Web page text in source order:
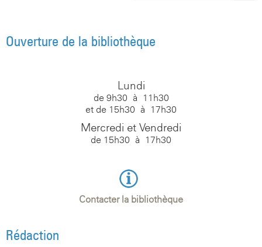
Ouverture de la bibliothèque
Lundi
de 9h30 à 11h30
et de 15h30 à 17h30
Mercredi et Vendredi
de 15h30 à 17h30
Contacter la bibliothèque
Rédaction